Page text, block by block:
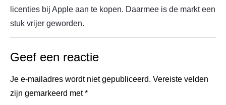
licenties bij Apple aan te kopen. Daarmee is de markt een
stuk vrijer geworden.
Geef een reactie
Je e-mailadres wordt niet gepubliceerd. Vereiste velden
zijn gemarkeerd met*